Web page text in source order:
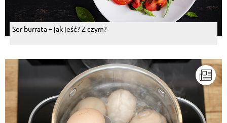
Ser burrata – jak jeść? Z czym?